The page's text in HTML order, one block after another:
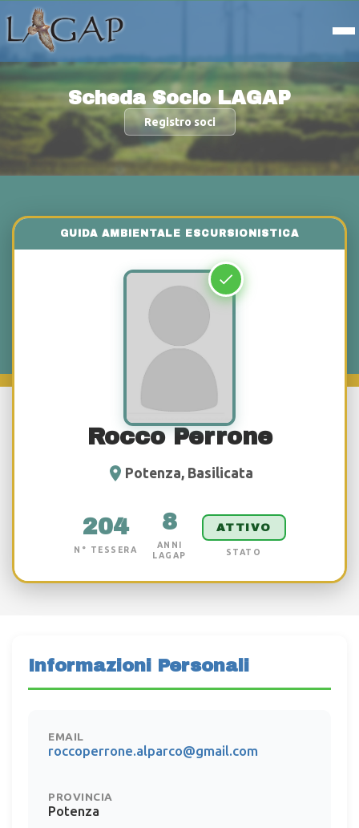
Scheda Socio LAGAP
Registro soci
Rocco Perrone
Potenza, Basilicata
204
N° TESSERA
8
ANNI
LAGAP
ATTIVO
STATO
Informazioni Personali
EMAIL
roccoperrone.alparco@gmail.com
PROVINCIA
Potenza